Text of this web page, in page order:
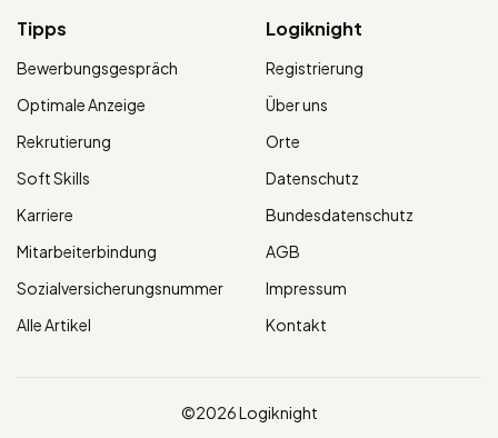
Tipps
Bewerbungsgespräch
Optimale Anzeige
Rekrutierung
Soft Skills
Karriere
Mitarbeiterbindung
Sozialversicherungsnummer
Alle Artikel
Logiknight
Registrierung
Über uns
Orte
Datenschutz
Bundesdatenschutz
AGB
Impressum
Kontakt
©2026 Logiknight